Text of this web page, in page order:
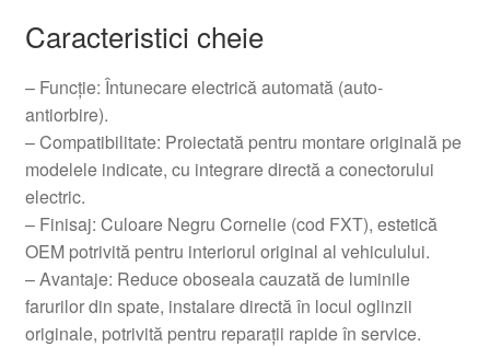
Caracteristici cheie
– Funcție: Întunecare electrică automată (auto-
antiorbire).
– Compatibilitate: Proiectată pentru montare originală pe
modelele indicate, cu integrare directă a conectorului
electric.
– Finisaj: Culoare Negru Cornelie (cod FXT), estetică
OEM potrivită pentru interiorul original al vehiculului.
– Avantaje: Reduce oboseala cauzată de luminile
farurilor din spate, instalare directă în locul oglinzii
originale, potrivită pentru reparaţii rapide în service.